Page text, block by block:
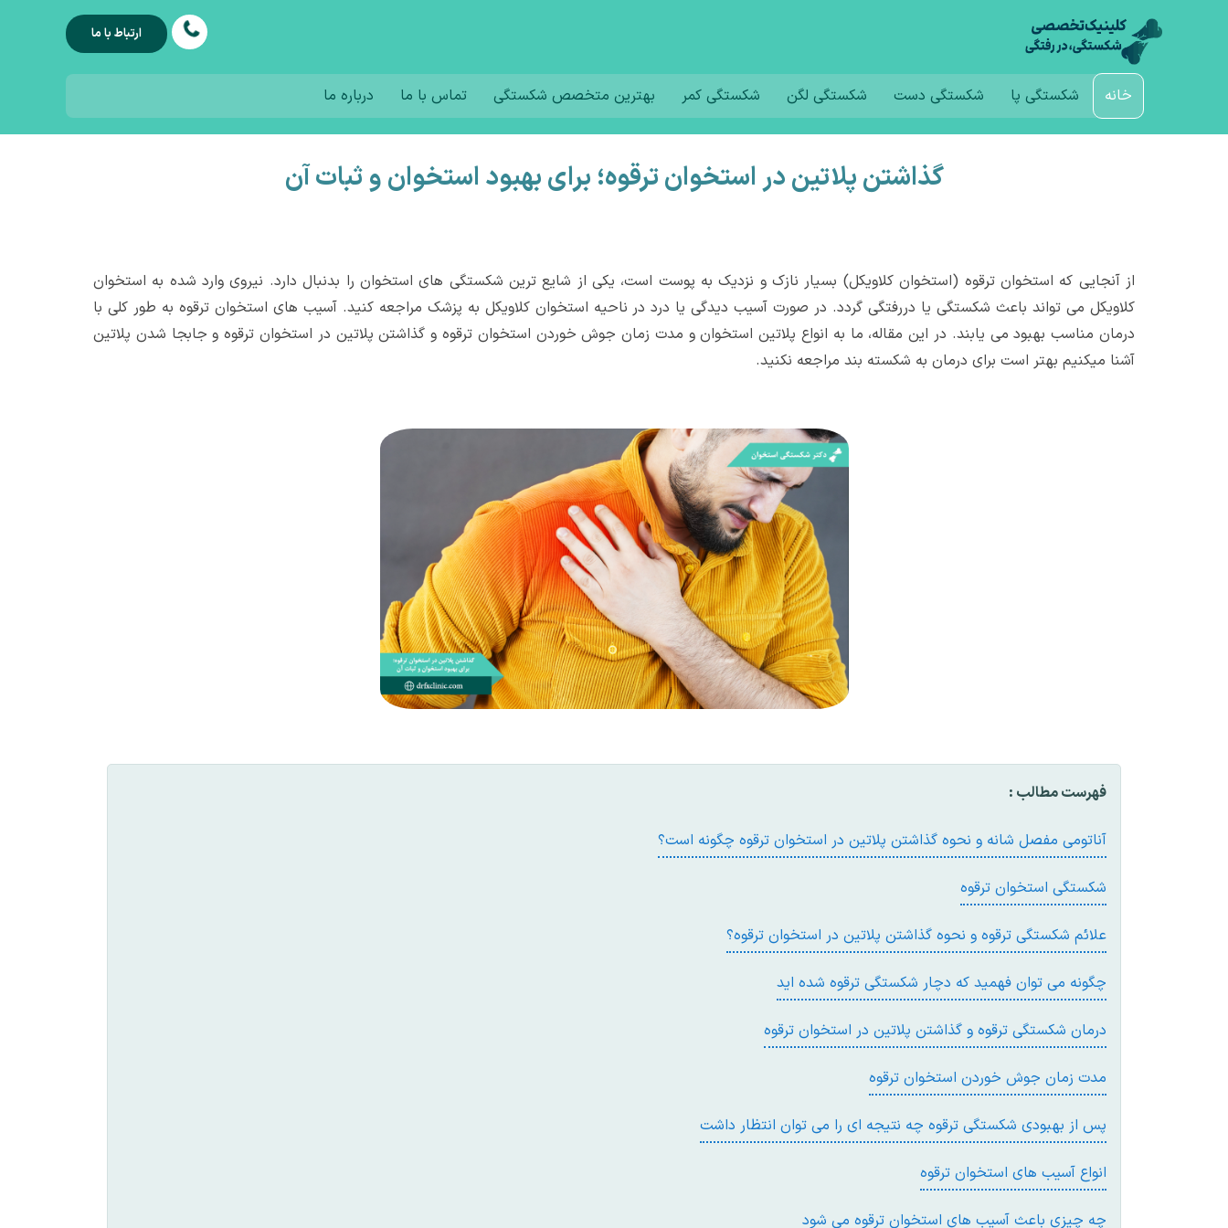
ارتباط با ما
خانه شکستگی پا شکستگی دست شکستگی لگن شکستگی کمر بهترین متخصص شکستگی تماس با ما درباره ما
گذاشتن پلاتین در استخوان ترقوه؛ برای بهبود استخوان و ثبات آن
از آنجایی که استخوان ترقوه (استخوان کلاویکل) بسیار نازک و نزدیک به پوست است، یکی از شایع ترین شکستگی های استخوان را بدنبال دارد. نیروی وارد شده به استخوان
کلاویکل می تواند باعث شکستگی یا دررفتگی گردد. در صورت آسیب دیدگی یا درد در ناحیه استخوان کلاویکل به پزشک مراجعه کنید. آسیب های استخوان ترقوه به طور کلی با
درمان مناسب بهبود می یابند. در این مقاله، ما به انواع پلاتین استخوان و مدت زمان جوش خوردن استخوان ترقوه و گذاشتن پلاتین در استخوان ترقوه و جابجا شدن پلاتین
آشنا میکنیم بهتر است برای درمان به شکسته بند مراجعه نکنید.
فهرست مطالب :
آناتومی مفصل شانه و نحوه گذاشتن پلاتین در استخوان ترقوه چگونه است؟
شکستگی استخوان ترقوه
علائم شکستگی ترقوه و نحوه گذاشتن پلاتین در استخوان ترقوه؟
چگونه می توان فهمید که دچار شکستگی ترقوه شده اید
درمان شکستگی ترقوه و گذاشتن پلاتین در استخوان ترقوه
مدت زمان جوش خوردن استخوان ترقوه
پس از بهبودی شکستگی ترقوه چه نتیجه ای را می توان انتظار داشت
انواع آسیب های استخوان ترقوه
چه چیزی باعث آسیب های استخوان ترقوه می شود